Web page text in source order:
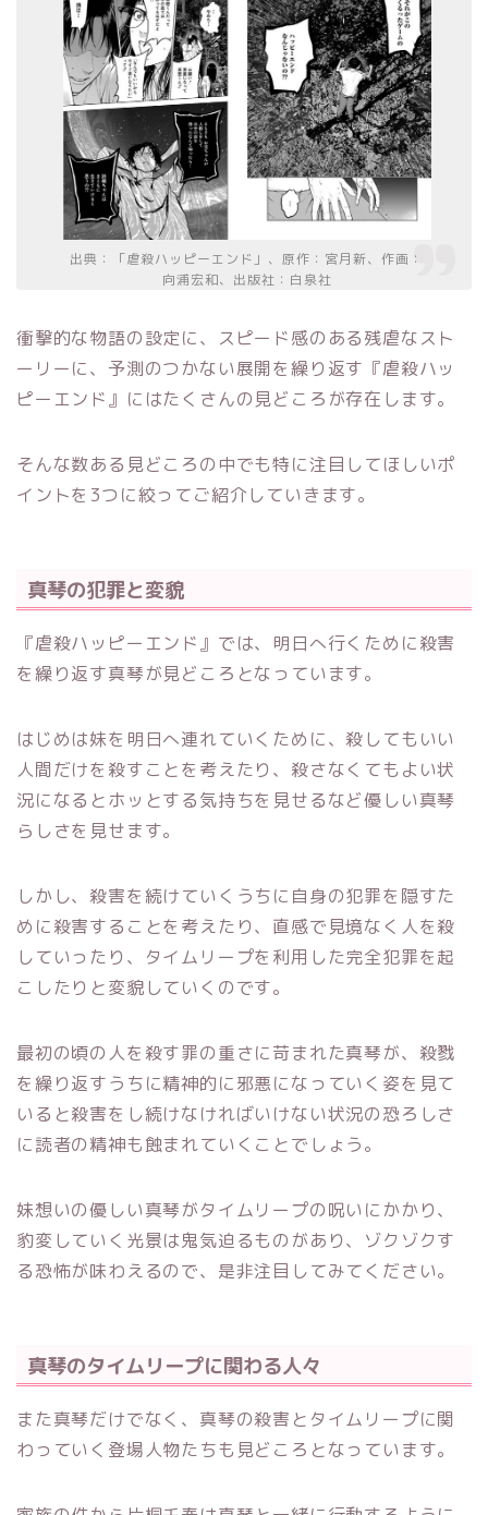
出典：「虐殺ハッピーエンド」、原作：宮月新、作画：
向浦宏和、出版社：白泉社
衝撃的な物語の設定に、スピード感のある残虐なスト
ーリーに、予測のつかない展開を繰り返す『虐殺ハッ
ピーエンド』にはたくさんの見どころが存在します。
そんな数ある見どころの中でも特に注目してほしいポ
イントを3つに絞ってご紹介していきます。
真琴の犯罪と変貌
『虐殺ハッピーエンド』では、明日へ行くために殺害
を繰り返す真琴が見どころとなっています。
はじめは妹を明日へ連れていくために、殺してもいい
人間だけを殺すことを考えたり、殺さなくてもよい状
況になるとホッとする気持ちを見せるなど優しい真琴
らしさを見せます。
しかし、殺害を続けていくうちに自身の犯罪を隠すた
めに殺害することを考えたり、直感で見境なく人を殺
していったり、タイムリープを利用した完全犯罪を起
こしたりと変貌していくのです。
最初の頃の人を殺す罪の重さに苛まれた真琴が、殺戮
を繰り返すうちに精神的に邪悪になっていく姿を見て
いると殺害をし続けなければいけない状況の恐ろしさ
に読者の精神も蝕まれていくことでしょう。
妹想いの優しい真琴がタイムリープの呪いにかかり、
豹変していく光景は鬼気迫るものがあり、ゾクゾクす
る恐怖が味わえるので、是非注目してみてください。
真琴のタイムリープに関わる人々
また真琴だけでなく、真琴の殺害とタイムリープに関
わっていく登場人物たちも見どころとなっています。